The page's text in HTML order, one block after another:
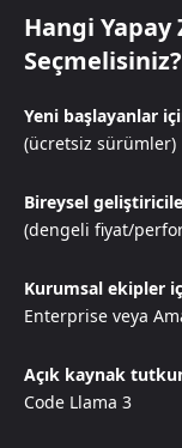
Hangi Yapay
Seçmelisiniz?
Yeni başlayanlar
(ücretsiz sürümler)
Bireysel
(dengeli fiyat/
Kurumsal ekipler
Enterprise veya
Açık kaynak
Code Llama 3